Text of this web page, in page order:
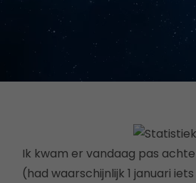
Ik kwam er vandaag pas
(had waarschijnlijk 1 januari